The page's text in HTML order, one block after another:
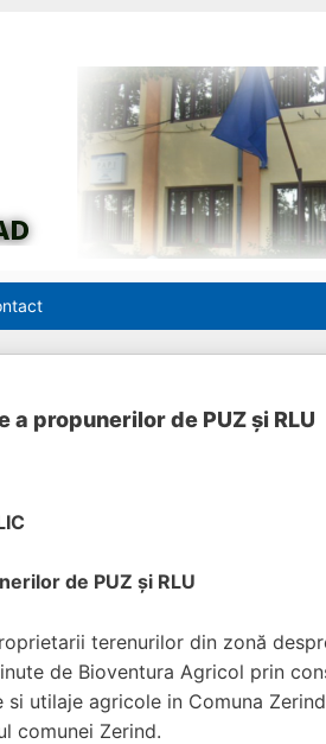
a propunerilor de PUZ şi RLU
de PUZ şi RLU
terenurilor din zonă
de Bioventura Agricol prin
utilaje agricole in Comuna
comunei Zerind.